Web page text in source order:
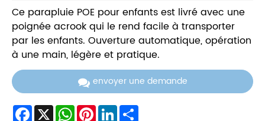
Ce parapluie POE pour enfants est livré avec une
poignée acrook qui le rend facile à transporter
par les enfants. Ouverture automatique, opération
à une main, légère et pratique.
envoyer une demande
Facebook
X WhatsAppPinterestLinkedIn